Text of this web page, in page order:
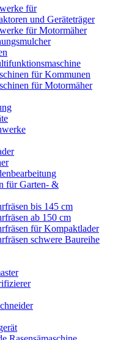
für
und Geräteträger
für Motormäher
für Kommunen
für Motormäher
für Garten- &
bis 145 cm
ab 150 cm
für Kompaktlader
schwere Baureihe